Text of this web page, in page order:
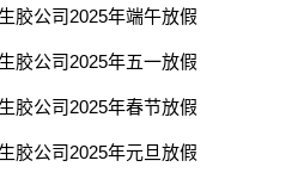
胶公司2025年端午放假
胶公司2025年五一放假
胶公司2025年春节放假
胶公司2025年元旦放假